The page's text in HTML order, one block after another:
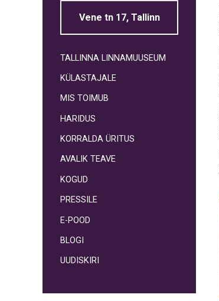
Vene tn 17, Tallinn
TALLINNA LINNAMUUSEUM
KÜLASTAJALE
MIS TOIMUB
HARIDUS
KORRALDA ÜRITUS
AVALIK TEAVE
KOGUD
PRESSILE
E-POOD
BLOGI
UUDISKIRI